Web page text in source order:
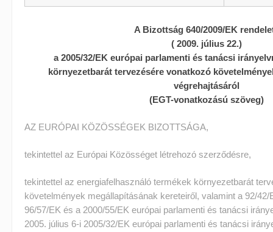
A Bizottság 640/2009/EK
( 2009. július 22.)
a 2005/32/EK európai parlamenti és tanácsi
környezetbarát tervezésére vonatkozó
végrehajtásáról
(EGT-vonatkozású szöveg)
AZ EURÓPAI KÖZÖSSÉGEK BIZOTTSÁGA,
tekintettel az Európai Közösséget létrehozó szerződésre,
tekintettel az energiafelhasználó termékek környezetbarát
követelmények megállapításának kereteiről, valamint a 92/
96/57/EK és a 2000/55/EK európai parlamenti és tanácsi
2005. július 6-i 2005/32/EK európai parlamenti és tanácsi